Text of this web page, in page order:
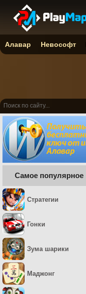
Самое популярное
Стратегии
Гонки
Зума шарики
Маджонг
Алавар Невософт